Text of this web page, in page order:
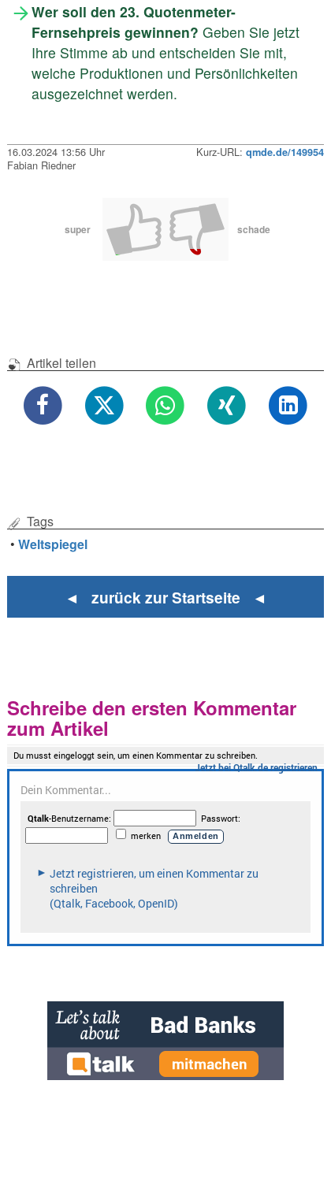
Wer soll den 23. Quotenmeter-
Fernsehpreis gewinnen? Geben Sie jetzt
Ihre Stimme ab und entscheiden Sie mit,
welche Produktionen und Persönlichkeiten
ausgezeichnet werden.
16.03.2024 13:56 Uhr Kurz-URL: qmde.de/149954
Fabian Riedner
super schade
Artikel teilen
Tags
•Weltspiegel
◄ zurück zur Startseite ◄
Schreibe den ersten Kommentar
zum Artikel